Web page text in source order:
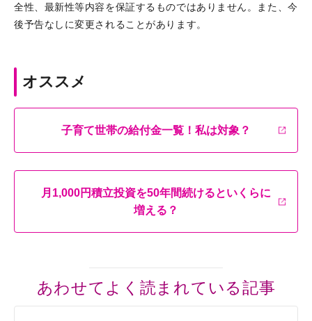
全性、最新性等内容を保証するものではありません。また、今
後予告なしに変更されることがあります。
オススメ
子育て世帯の給付金一覧！私は対象？
月1,000円積立投資を50年間続けるといくらに
増える？
あわせてよく読まれている記事